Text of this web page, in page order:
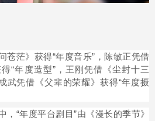
苍茫》获得“年度音乐”，陈敏正凭借
“年度造型”，王刚凭借《尘封十三
武凭借《父辈的荣耀》获得“年度摄
，“年度平台剧目”由《漫长的季节》